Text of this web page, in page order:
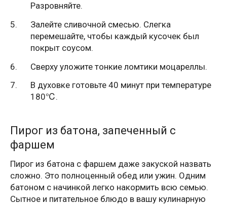
Разровняйте.
Залейте сливочной смесью. Слегка
перемешайте, чтобы каждый кусочек был
покрыт соусом.
Сверху уложите тонкие ломтики моцареллы.
В духовке готовьте 40 минут при температуре
180℃.
Пирог из батона, запеченный с
фаршем
Пирог из батона с фаршем даже закуской назвать
сложно. Это полноценный обед или ужин. Одним
батоном с начинкой легко накормить всю семью.
Сытное и питательное блюдо в вашу кулинарную